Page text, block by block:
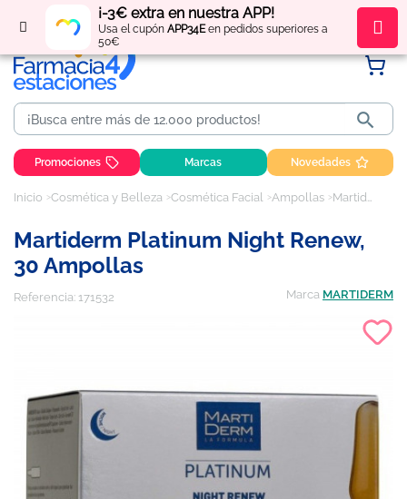
¡-3€ extra en nuestra APP!
Usa el cupón APP34Een pedidos superiores a
50€
Regístratey obténpuntos por tus compras

Promociones Marcas Novedades
Inicio Cosmética y Belleza Cosmética Facial Ampollas Martiderm Platinum Night Renew, 30 ampollas
Martiderm Platinum Night Renew,
30 Ampollas
Referencia: 171532 Marca MARTIDERM